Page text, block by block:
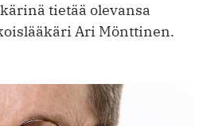
tietää olevansa
Ari Mönttinen.